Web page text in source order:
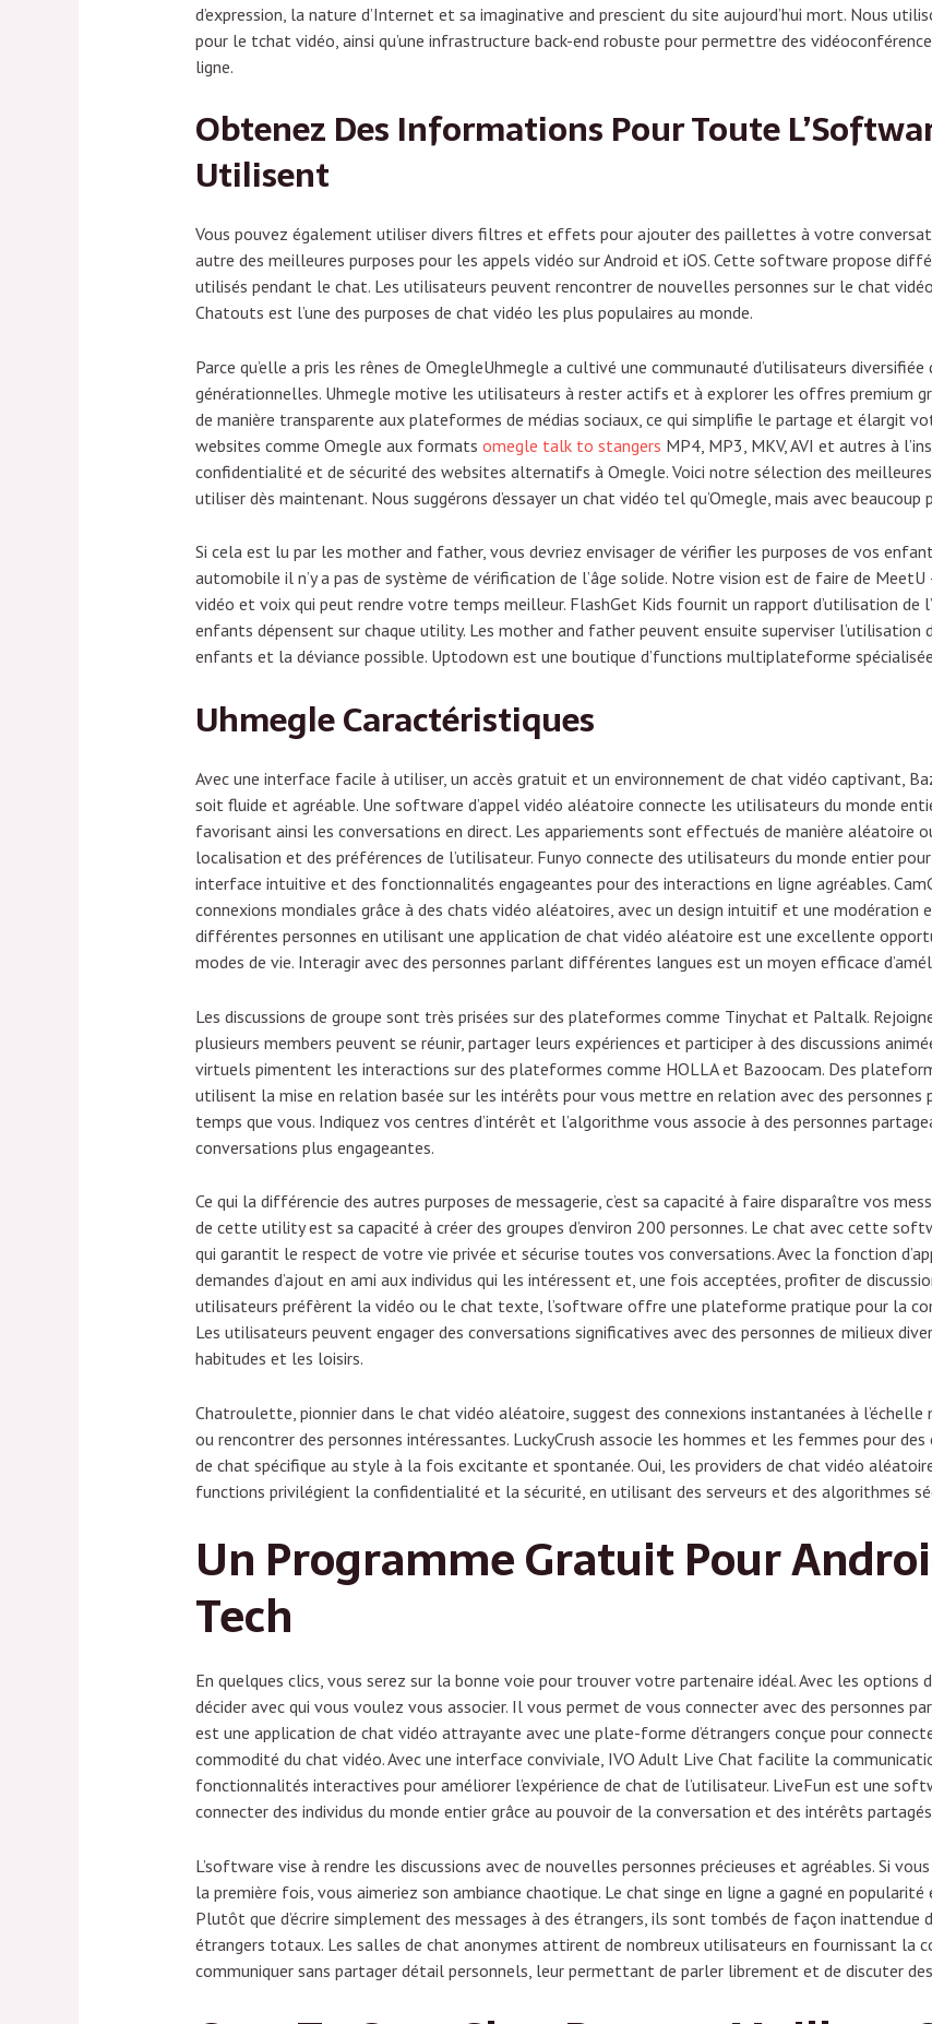
d’expression, la nature d’Internet et sa imaginative and prescient du site aujourd’hui mort. Nous
pour le tchat vidéo, ainsi qu’une infrastructure back-end robuste pour permettre des
ligne.
Obtenez Des Informations Pour Toute
Utilisent
Vous pouvez également utiliser divers filtres et effets pour ajouter des paillettes à votre
autre des meilleures purposes pour les appels vidéo sur Android et iOS. Cette software propose
utilisés pendant le chat. Les utilisateurs peuvent rencontrer de nouvelles personnes sur le chat
Chatouts est l’une des purposes de chat vidéo les plus populaires au monde.
Parce qu’elle a pris les rênes de OmegleUhmegle a cultivé une communauté d’utilisateurs
générationnelles. Uhmegle motive les utilisateurs à rester actifs et à explorer les offres premium
de manière transparente aux plateformes de médias sociaux, ce qui simplifie le partage et élargit
websites comme Omegle aux formats omegle talk to stangers MP4, MP3, MKV, AVI et autres à
confidentialité et de sécurité des websites alternatifs à Omegle. Voici notre sélection des
utiliser dès maintenant. Nous suggérons d’essayer un chat vidéo tel qu’Omegle, mais avec
Si cela est lu par les mother and father, vous devriez envisager de vérifier les purposes de vos
automobile il n’y a pas de système de vérification de l’âge solide. Notre vision est de faire de
vidéo et voix qui peut rendre votre temps meilleur. FlashGet Kids fournit un rapport d’utilisation
enfants dépensent sur chaque utility. Les mother and father peuvent ensuite superviser l’utilisation
enfants et la déviance possible. Uptodown est une boutique d’functions multiplateforme spécialisée
Uhmegle Caractéristiques
Avec une interface facile à utiliser, un accès gratuit et un environnement de chat vidéo captivant,
soit fluide et agréable. Une software d’appel vidéo aléatoire connecte les utilisateurs du monde
favorisant ainsi les conversations en direct. Les appariements sont effectués de manière aléatoire
localisation et des préférences de l’utilisateur. Funyo connecte des utilisateurs du monde entier
interface intuitive et des fonctionnalités engageantes pour des interactions en ligne agréables.
connexions mondiales grâce à des chats vidéo aléatoires, avec un design intuitif et une modération
différentes personnes en utilisant une application de chat vidéo aléatoire est une excellente
modes de vie. Interagir avec des personnes parlant différentes langues est un moyen efficace
Les discussions de groupe sont très prisées sur des plateformes comme Tinychat et Paltalk.
plusieurs members peuvent se réunir, partager leurs expériences et participer à des discussions
virtuels pimentent les interactions sur des plateformes comme HOLLA et Bazoocam. Des
utilisent la mise en relation basée sur les intérêts pour vous mettre en relation avec des personnes
temps que vous. Indiquez vos centres d’intérêt et l’algorithme vous associe à des personnes
conversations plus engageantes.
Ce qui la différencie des autres purposes de messagerie, c’est sa capacité à faire disparaître vos
de cette utility est sa capacité à créer des groupes d’environ 200 personnes. Le chat avec cette
qui garantit le respect de votre vie privée et sécurise toutes vos conversations. Avec la fonction
demandes d’ajout en ami aux individus qui les intéressent et, une fois acceptées, profiter de
utilisateurs préfèrent la vidéo ou le chat texte, l’software offre une plateforme pratique pour la
Les utilisateurs peuvent engager des conversations significatives avec des personnes de milieux
habitudes et les loisirs.
Chatroulette, pionnier dans le chat vidéo aléatoire, suggest des connexions instantanées à
ou rencontrer des personnes intéressantes. LuckyCrush associe les hommes et les femmes pour
de chat spécifique au style à la fois excitante et spontanée. Oui, les providers de chat vidéo
functions privilégient la confidentialité et la sécurité, en utilisant des serveurs et des algorithmes
Un Programme Gratuit Pour
Tech
En quelques clics, vous serez sur la bonne voie pour trouver votre partenaire idéal. Avec les
décider avec qui vous voulez vous associer. Il vous permet de vous connecter avec des personnes
est une application de chat vidéo attrayante avec une plate-forme d’étrangers conçue pour
commodité du chat vidéo. Avec une interface conviviale, IVO Adult Live Chat facilite la
fonctionnalités interactives pour améliorer l’expérience de chat de l’utilisateur. LiveFun est une
connecter des individus du monde entier grâce au pouvoir de la conversation et des intérêts
L’software vise à rendre les discussions avec de nouvelles personnes précieuses et agréables. Si
la première fois, vous aimeriez son ambiance chaotique. Le chat singe en ligne a gagné en
Plutôt que d’écrire simplement des messages à des étrangers, ils sont tombés de façon inattendue
étrangers totaux. Les salles de chat anonymes attirent de nombreux utilisateurs en fournissant la
communiquer sans partager détail personnels, leur permettant de parler librement et de discuter